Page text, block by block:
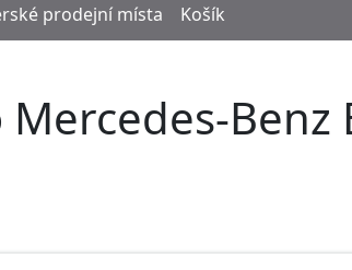
prodejní místa Košík
Benz